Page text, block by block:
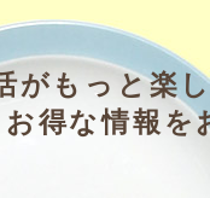
がもっと楽
得な情報を